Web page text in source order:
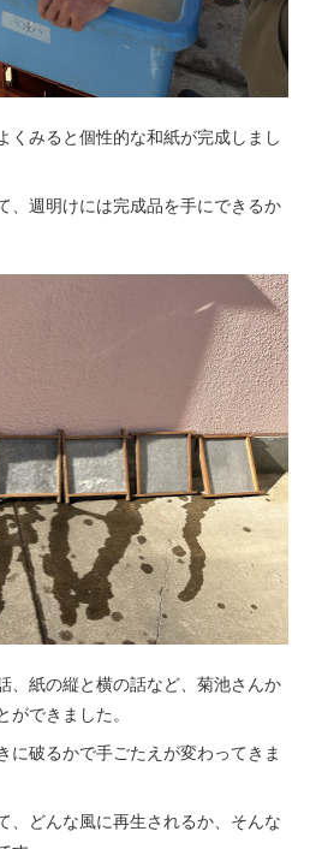
くみると個性的な和紙が完成しまし
、週明けには完成品を手にできるか
、紙の縦と横の話など、菊池さんか
できました。
に破るかで手ごたえが変わってきま
、どんな風に再生されるか、そんな